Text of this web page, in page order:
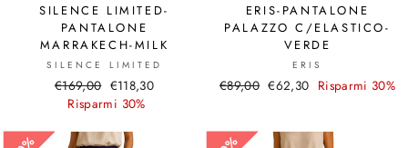
SILENCE LIMITED-
PANTALONE
MARRAKECH-MILK
SILENCE LIMITED
Prezzo
€169,00 Prezzo
scontato
€118,30
Risparmi 30%
ERIS-PANTALONE
PALAZZO C/ELASTICO-
VERDE
ERIS
Prezzo
€89,00 Prezzo
€62,30 Risparmi 30%